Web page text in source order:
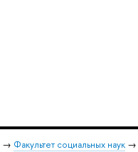
→ Факультет социальных наук →